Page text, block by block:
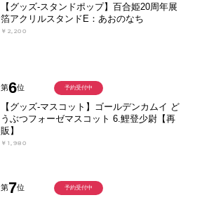
【グッズ-スタンドポップ】百合姫20周年展
箔アクリルスタンドE：あおのなち
￥2,200
第6位
【グッズ-マスコット】ゴールデンカムイ ど
うぶつフォーゼマスコット 6.鯉登少尉【再
販】
￥1,980
予約受付中
第7位 予約受付中